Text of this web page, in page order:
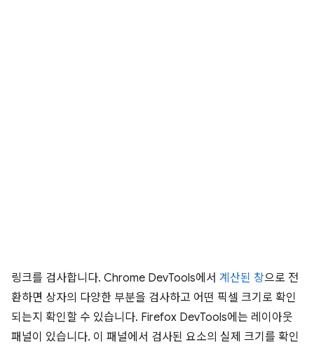
링크를 검사합니다. Chrome DevTools에서 계산된 창으로 전
환하면 상자의 다양한 부분을 검사하고 어떤 픽셀 크기로 확인
되는지 확인할 수 있습니다. Firefox DevTools에는 레이아웃
패널이 있습니다. 이 패널에서 검사된 요소의 실제 크기를 확인